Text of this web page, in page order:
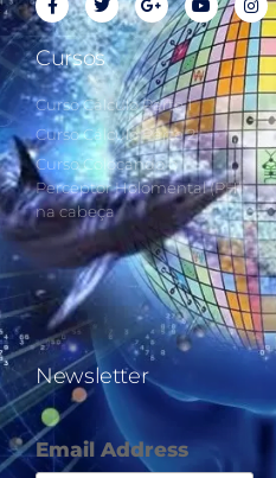
Cursos
Curso Cálculo Parte 1
Curso Cálculo Parte 2
Curso Colocando o
Perceptor Holomental (PH)
na cabeça
Newsletter
Email Address